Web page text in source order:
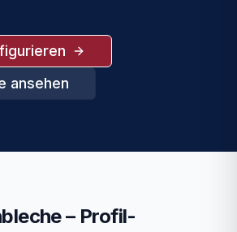
ansehen
– Profil-